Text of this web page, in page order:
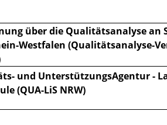
über die Qualitätsanalyse an
Westfalen (Qualitätsanalyse-
und UnterstützungsAgentur -
(QUA-LiS NRW)